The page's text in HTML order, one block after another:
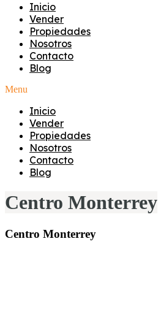
Inicio
Vender
Propiedades
Nosotros
Contacto
Blog
Menu
Inicio
Vender
Propiedades
Nosotros
Contacto
Blog
Centro Monterrey
Centro Monterrey